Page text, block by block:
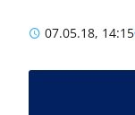
07.05.18, 14:15